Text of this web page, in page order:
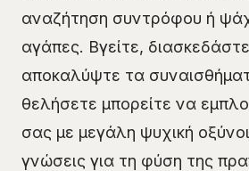
αναζήτηση συντρόφου ή
αγάπες. Βγείτε,
αποκαλύψτε τα
θελήσετε μπορείτε να
σας με μεγάλη ψυχική
γνώσεις για τη φύση της